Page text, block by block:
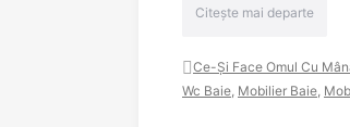
Citește mai departe
Ce-Și Face Omul Cu
Wc Baie, Mobilier Baie,